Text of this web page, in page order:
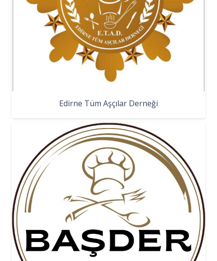
Edirne Tüm Aşçılar Derneği